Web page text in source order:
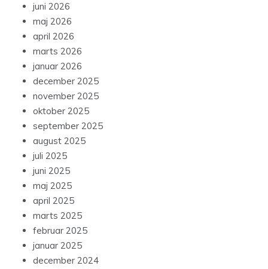
juni 2026
maj 2026
april 2026
marts 2026
januar 2026
december 2025
november 2025
oktober 2025
september 2025
august 2025
juli 2025
juni 2025
maj 2025
april 2025
marts 2025
februar 2025
januar 2025
december 2024